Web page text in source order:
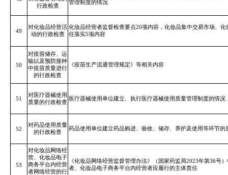
行政检查
管理制度的情况
49
对化妆品经营活
动的行政检查
化妆品经营者监督检查要点20项内容，化妆品集中交易市场、
任落实5项内容
50
对疫苗储存、运
输以及预防接种
中疫苗质量进行
的行政检查
《疫苗生产流通管理规定》等相关内容
51
对医疗器械使用
质量的行政检查
医疗器械使用单位建立、执行医疗器械使用质量管理制度的情况
52
对药品使用质量
的行政检查
药品使用单位建立药品购进、验收、储存、养护及使用等环节的
53
对化妆品网络经
营、化妆品电子
商务平台内经营
者网络经营的行
《化妆品网络经营监督管理办法》（国家药监局2023年第36号
者、化妆品电子商务平台内经营者应履行的主体责任